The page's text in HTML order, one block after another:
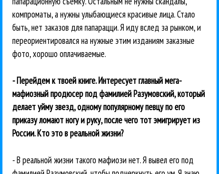
компроматы, а нужны улыбающиеся красивые лица. Стало
быть, нет заказов для папарацци. Я иду вслед за рынком, и
переориентировался на нужные этим изданиям заказные
фото, хорошо оплачиваемые.
- Перейдем к твоей книге. Интересует главный мега-
мафиозный продюсер под фамилией Разумовский, который
делает уйму звезд, одному популярному певцу по его
приказу ломают ногу и руку, после чего тот эмигрирует из
России. Кто это в реальной жизни?
- В реальной жизни такого мафиози нет. Я вывел его под